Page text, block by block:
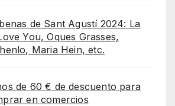
de Sant Agustí 2024: La
You, Oques Grasses,
Maria Hein, etc.
de 60 € de descuento para
en comercios